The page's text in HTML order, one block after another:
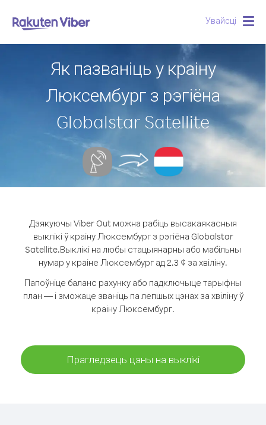
Увайсці
Як пазваніць у краіну
Люксембург з рэгіёна
Globalstar Satellite
Дзякуючы Viber Out можна рабіць высакаякасныя
выклікі ў краіну Люксембург з рэгіёна Globalstar
Satellite.Выклікі на любы стацыянарны або мабільны
нумар у краіне Люксембург ад 2.3 ¢ за хвіліну.
Папоўніце баланс рахунку або падключыце тарыфны
план — і зможаце званіць па лепшых цэнах за хвіліну ў
краіну Люксембург.
Прагледзець цэны на выклікі